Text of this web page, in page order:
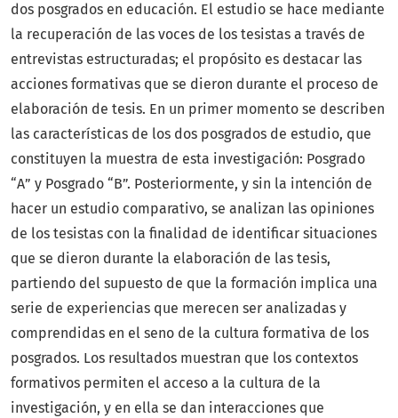
dos posgrados en educación. El estudio se hace mediante
la recuperación de las voces de los tesistas a través de
entrevistas estructuradas; el propósito es destacar las
acciones formativas que se dieron durante el proceso de
elaboración de tesis. En un primer momento se describen
las características de los dos posgrados de estudio, que
constituyen la muestra de esta investigación: Posgrado
“A” y Posgrado “B”. Posteriormente, y sin la intención de
hacer un estudio comparativo, se analizan las opiniones
de los tesistas con la finalidad de identificar situaciones
que se dieron durante la elaboración de las tesis,
partiendo del supuesto de que la formación implica una
serie de experiencias que merecen ser analizadas y
comprendidas en el seno de la cultura formativa de los
posgrados. Los resultados muestran que los contextos
formativos permiten el acceso a la cultura de la
investigación, y en ella se dan interacciones que